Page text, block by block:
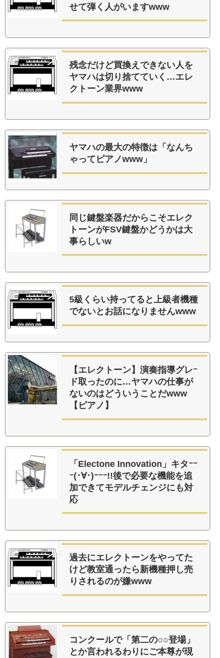
せて弾く人がいますwww
残念だけど買換えできない人を
ヤマハは切り捨てていく…エレ
クトーン業界www
ヤマハの最大の特徴は「なんち
ゃってピアノwww」
同じ鍵盤楽器だからこそエレク
トーンがFSV鍵盤かどうかは大
事らしいw
5級くらい持ってると上級者機種
でないとお話になりませんwww
【エレクトーン】演奏指導グレｰ
ド取ったのに…ヤマハの仕事が
ないのはどういうことだwww
【ピアノ】
「Electone Innovation」キタｰｰ
ｰ(･∀･)ｰｰｰ!!後で必要な機能を追
加できてモデルチェンジにも対
応
過去にエレクトーンをやってた
けど教室通ったら新機種押し売
りされるのが嫌www
コンクールで「第二の○○登場」
とか言われるわりにご本尊が現